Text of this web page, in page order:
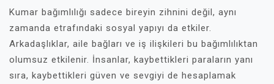
Kumar bağımlılığı sadece bireyin zihnini değil, aynı
zamanda etrafındaki sosyal yapıyı da etkiler.
Arkadaşlıklar, aile bağları ve iş ilişkileri bu bağımlılıktan
olumsuz etkilenir. İnsanlar, kaybettikleri paraların yanı
sıra, kaybettikleri güven ve sevgiyi de hesaplamak